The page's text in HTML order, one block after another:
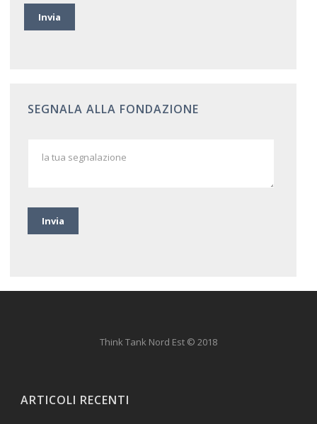
SEGNALA ALLA FONDAZIONE
Think Tank Nord Est © 2018
ARTICOLI RECENTI